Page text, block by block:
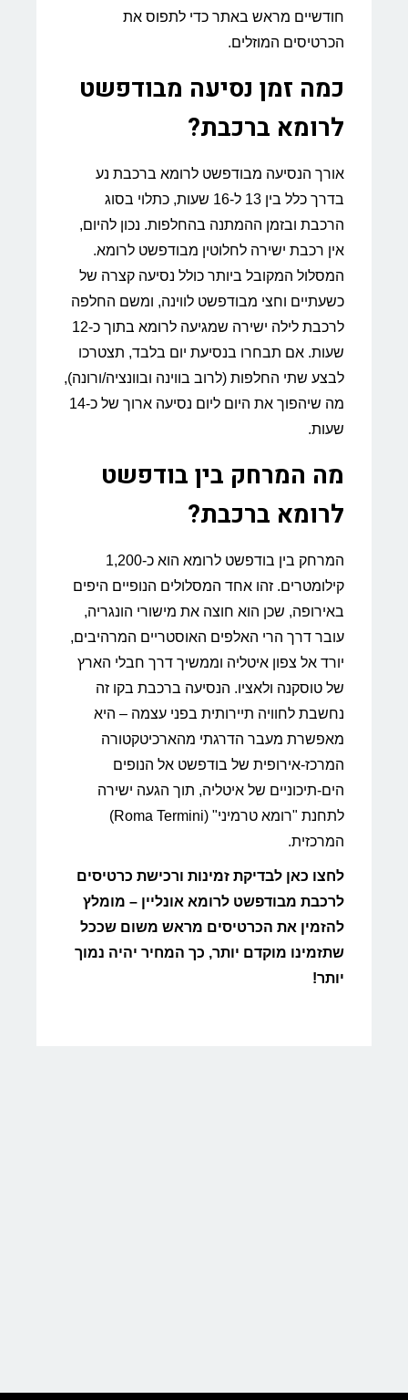
חודשיים מראש באתר כדי לתפוס את
הכרטיסים המוזלים.
כמה זמן נסיעה מבודפשט
לרומא ברכבת?
אורך הנסיעה מבודפשט לרומא ברכבת נע
בדרך כלל בין 13 ל-16 שעות, כתלוי בסוג
הרכבת ובזמן ההמתנה בהחלפות. נכון להיום,
אין רכבת ישירה לחלוטין מבודפשט לרומא.
המסלול המקובל ביותר כולל נסיעה קצרה של
כשעתיים וחצי מבודפשט לווינה, ומשם החלפה
לרכבת לילה ישירה שמגיעה לרומא בתוך כ-12
שעות. אם תבחרו בנסיעת יום בלבד, תצטרכו
לבצע שתי החלפות (לרוב בווינה ובוונציה/ורונה),
מה שיהפוך את היום ליום נסיעה ארוך של כ-14
שעות.
מה המרחק בין בודפשט
לרומא ברכבת?
המרחק בין בודפשט לרומא הוא כ-1,200
קילומטרים. זהו אחד המסלולים הנופיים היפים
באירופה, שכן הוא חוצה את מישורי הונגריה,
עובר דרך הרי האלפים האוסטריים המרהיבים,
יורד אל צפון איטליה וממשיך דרך חבלי הארץ
של טוסקנה ולאציו. הנסיעה ברכבת בקו זה
נחשבת לחוויה תיירותית בפני עצמה – היא
מאפשרת מעבר הדרגתי מהארכיטקטורה
המרכז-אירופית של בודפשט אל הנופים
הים-תיכוניים של איטליה, תוך הגעה ישירה
לתחנת "רומא טרמיני" (Roma Termini)
המרכזית.
לחצו כאן לבדיקת זמינות ורכישת כרטיסים
לרכבת מבודפשט לרומא אונליין – מומלץ
להזמין את הכרטיסים מראש משום שככל
שתזמינו מוקדם יותר, כך המחיר יהיה נמוך
יותר!